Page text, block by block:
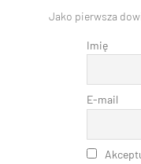
Jako pierwsza
Imię
E-mail